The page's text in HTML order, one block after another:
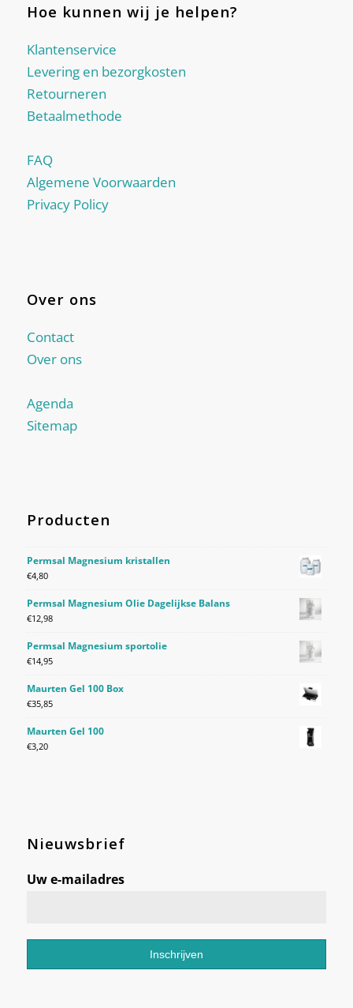
Hoe kunnen wij je helpen?
Klantenservice
Levering en bezorgkosten
Retourneren
Betaalmethode
FAQ
Algemene Voorwaarden
Privacy Policy
Over ons
Contact
Over ons
Agenda
Sitemap
Producten
Permsal Magnesium kristallen
€4,80
Permsal Magnesium Olie Dagelijkse Balans
€12,98
Permsal Magnesium sportolie
€14,95
Maurten Gel 100 Box
€35,85
Maurten Gel 100
€3,20
Nieuwsbrief
Uw e-mailadres